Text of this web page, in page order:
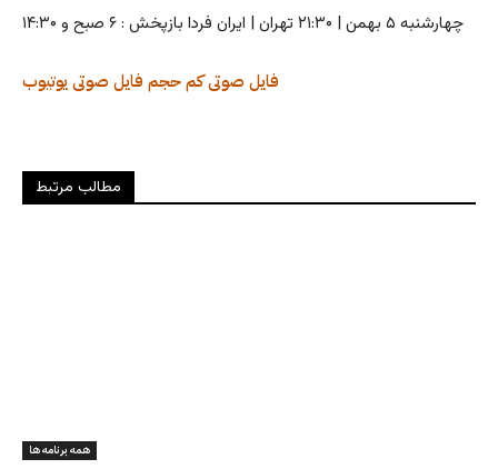
چهارشنبه ۵ بهمن | ۲۱:۳۰ تهران | ایران فردا بازپخش : ۶ صبح و ۱۴:۳۰
یوتیوب فایل صوتی فایل صوتی کم حجم
مطالب مرتبط
همه برنامه ها